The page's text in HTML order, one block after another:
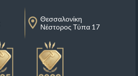
Θεσσαλονίκη
Νέστορος Τύπα 17